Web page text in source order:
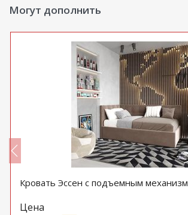
Могут дополнить
Кровать Эссен с подъемным
Цена